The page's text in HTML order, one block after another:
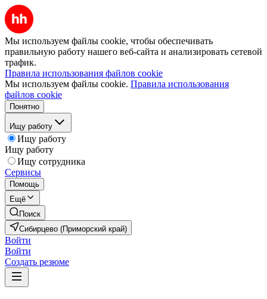
Мы используем файлы cookie, чтобы обеспечивать
правильную работу нашего веб-сайта и анализировать сетевой
трафик.
Правила использования файлов cookie
Мы используем файлы cookie. Правила использования
файлов cookie
Понятно
Ищу работу
Ищу работу
Ищу работу
Ищу сотрудника
Сервисы
Помощь
Ещё
Поиск
Сибирцево (Приморский край)
Войти
Войти
Создать резюме